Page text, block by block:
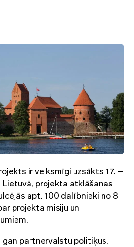
ir veiksmīgi uzsākts 17. –
Lietuvā, projekta atklāšanas
apt. 100 dalībnieki no 8
projekta misiju un
gan partnervalstu politiķus,